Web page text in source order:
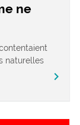
ne
naturelles
chevron_right